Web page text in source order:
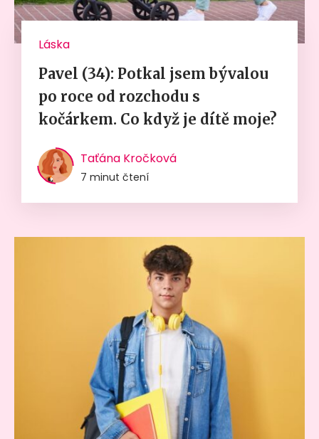
Láska
Pavel (34): Potkal jsem bývalou
po roce od rozchodu s
kočárkem. Co když je dítě moje?
Taťána Kročková
7 minut čtení